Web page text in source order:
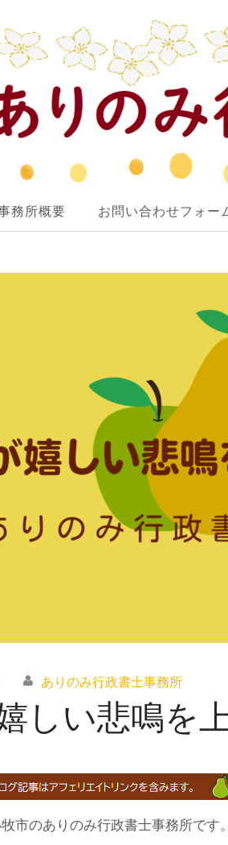
政書士事務所
変えていきたい
務所概要 お問い合わせフォー
ありのみ行政書士事務所
しい悲鳴を
市のありのみ行政書士事務所です。